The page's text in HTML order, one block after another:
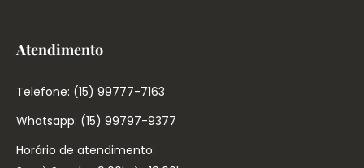
Atendimento
Telefone: (15) 99777-7163
Whatsapp: (15) 99797-9377
Horário de atendimento: